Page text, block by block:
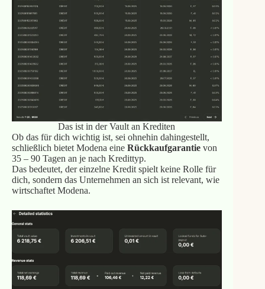
Das ist in der Vault an Krediten
Ob das für dich wichtig ist, sei ohnehin dahingestellt,
schließlich bietet Modena eine Rückkaufgarantievon
35 – 90 Tagen an je nach Kredittyp.
Das bedeutet, der einzelne Kredit spielt keine Rolle für
dich, sondern das Unternehmen an sich ist relevant, wie
wirtschaftet Modena.